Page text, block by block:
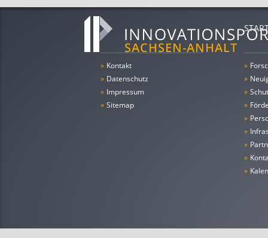
» Kontakt
» Datenschutz
» Impressum
» Sitemap
»
»
»
»
»
»
»
»
»